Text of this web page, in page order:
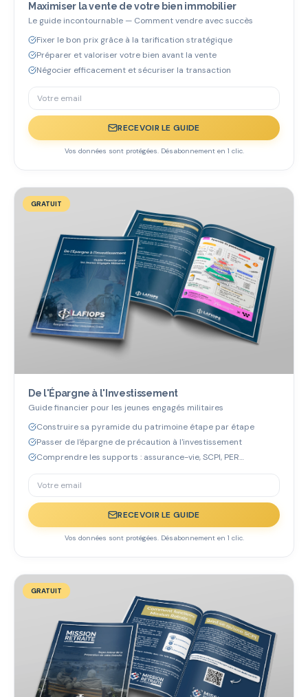
Maximiser la vente de votre bien immobilier
Le guide incontournable — Comment vendre avec succès
Fixer le bon prix grâce à la tarification stratégique
Préparer et valoriser votre bien avant la vente
Négocier efficacement et sécuriser la transaction
RECEVOIR LE GUIDE
Vos données sont protégées. Désabonnement en 1 clic.
GRATUIT
De l'Épargne à l'Investissement
Guide financier pour les jeunes engagés militaires
Construire sa pyramide du patrimoine étape par étape
Passer de l'épargne de précaution à l'investissement
Comprendre les supports : assurance-vie, SCPI, PER…
RECEVOIR LE GUIDE
Vos données sont protégées. Désabonnement en 1 clic.
GRATUIT